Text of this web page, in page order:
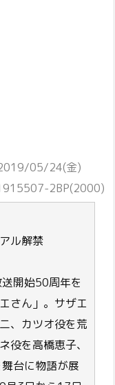
05/24(金)
2BP(2000)
ル解禁
開始50周年を
さん」。サザエ
、カツオ役を荒
役を高橋恵子、
台に物語が展